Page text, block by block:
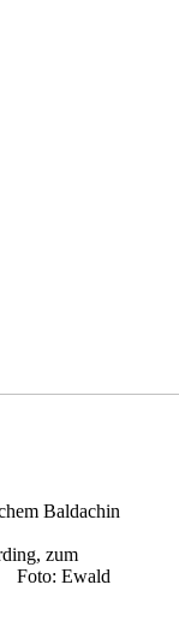
zum
Foto: Ewald